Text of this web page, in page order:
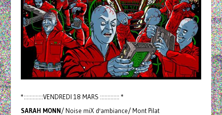
*:::::::::::::VENDREDI 18 MARS ::::::::::::: *
SARAH MONN/ Noise miX d'ambiance/ Mont Pilat